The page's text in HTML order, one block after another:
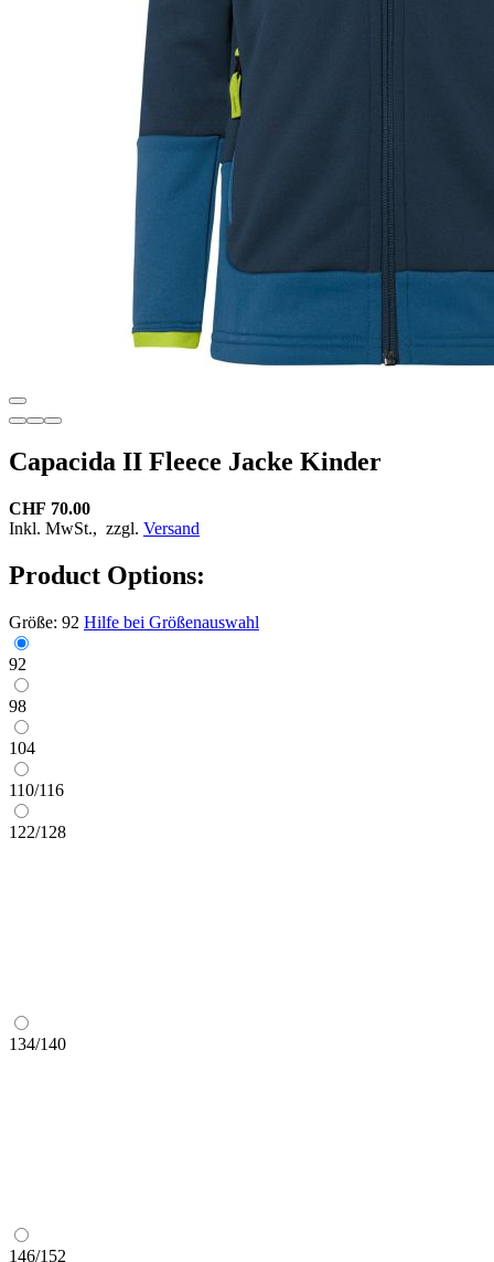
Capacida II Fleece Jacke Kinder
CHF 70.00
Inkl. MwSt., zzgl. Versand
Product Options:
Größe: 92 Hilfe bei Größenauswahl
92
98
104
110/116
122/128
134/140
146/152